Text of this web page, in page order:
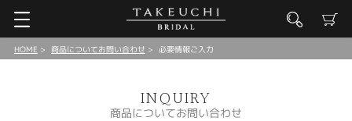
HOME 商品についてお問い合わせ 必要情報ご入力
INQUIRY
商品についてお問い合わせ